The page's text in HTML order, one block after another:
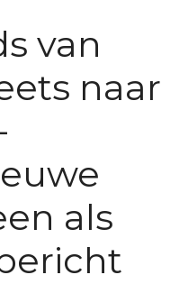
van
naar
als